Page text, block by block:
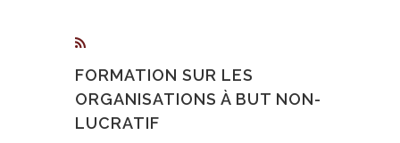
FORMATION SUR LES
ORGANISATIONS À BUT NON-
LUCRATIF